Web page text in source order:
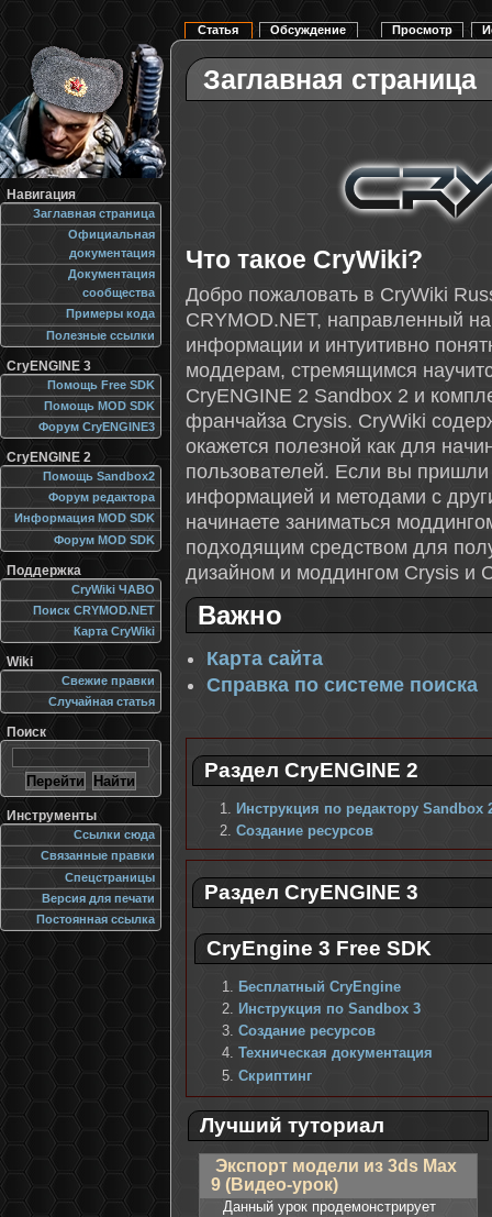
Заглавная страница
Что такое CryWiki?
Добро пожаловать в CryWiki
CRYMOD.NET, направленный
информации и интуитивно
моддерам, стремящимся
CryENGINE 2 Sandbox 2 и
франчайза Crysis. CryWiki
окажется полезной как для
пользователей. Если вы
информацией и методами с
начинаете заниматься
подходящим средством для
дизайном и моддингом Crysis и
Важно
Карта сайта
Справка по системе поиска
Раздел CryENGINE 2
Инструкция по редактору Sandbox
Создание ресурсов
Раздел CryENGINE 3
CryEngine 3 Free SDK
Бесплатный CryEngine
Инструкция по Sandbox 3
Создание ресурсов
Техническая документация
Скриптинг
Лучший туториал
Экспорт модели из 3ds Max
9 (Видео-урок)
Данный урок продемонстрирует
Статья Обсуждение Просмотр
Навигация
Заглавная страница
Официальная
документация
Документация
сообщества
Примеры кода
Полезные ссылки
CryENGINE 3
Помощь Free SDK
Помощь MOD SDK
Форум CryENGINE3
CryENGINE 2
Помощь Sandbox2
Форум редактора
Информация MOD SDK
Форум MOD SDK
Поддержка
CryWiki ЧАВО
Поиск CRYMOD.NET
Карта CryWiki
Wiki
Свежие правки
Случайная статья
Поиск
Инструменты
Ссылки сюда
Связанные правки
Спецстраницы
Версия для печати
Постоянная ссылка